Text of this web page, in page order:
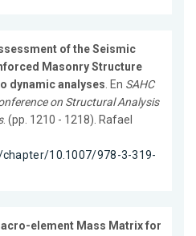
of the Seismic
Masonry Structure
dynamic analyses. En SAHC
on Structural Analysis
. (pp. 1210 - 1218). Rafael
10.1007/978-3-319-
element Mass Matrix for